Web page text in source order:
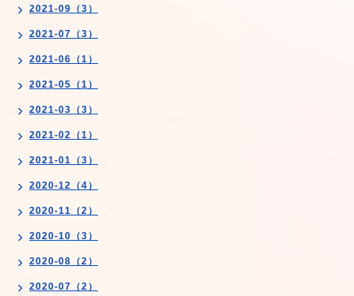
2021-09（3）
2021-07（3）
2021-06（1）
2021-05（1）
2021-03（3）
2021-02（1）
2021-01（3）
2020-12（4）
2020-11（2）
2020-10（3）
2020-08（2）
2020-07（2）